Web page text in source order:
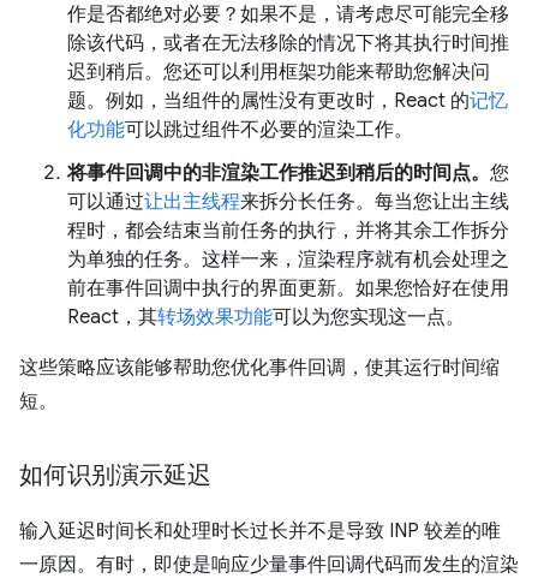
作是否都绝对必要？如果不是，请考虑尽可能完全移
除该代码，或者在无法移除的情况下将其执行时间推
迟到稍后。您还可以利用框架功能来帮助您解决问
题。例如，当组件的属性没有更改时，React 的记忆
化功能可以跳过组件不必要的渲染工作。
将事件回调中的非渲染工作推迟到稍后的时间点。 您
可以通过让出主线程来拆分长任务。每当您让出主线
程时，都会结束当前任务的执行，并将其余工作拆分
为单独的任务。这样一来，渲染程序就有机会处理之
前在事件回调中执行的界面更新。如果您恰好在使用
React，其转场效果功能可以为您实现这一点。
这些策略应该能够帮助您优化事件回调，使其运行时间缩
短。
如何识别演示延迟
输入延迟时间长和处理时长过长并不是导致 INP 较差的唯
一原因。有时，即使是响应少量事件回调代码而发生的渲染